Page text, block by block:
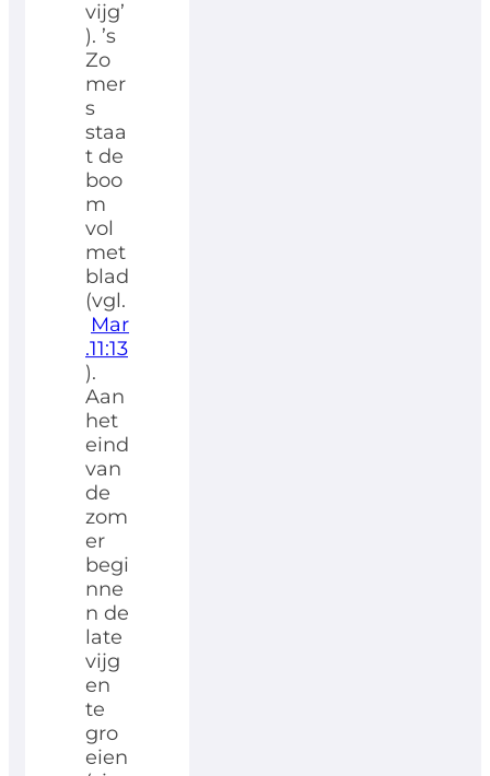
vijg’
). ’s
Zo
mer
s
staa
t de
boo
m
vol
met
blad
(vgl.
Mar
.11:13
).
Aan
het
eind
van
de
zom
er
begi
nne
n de
late
vijg
en
te
gro
eien